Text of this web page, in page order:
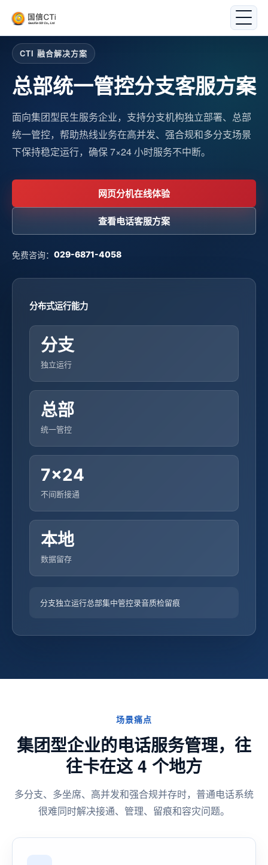
CTI 融合解决方案
总部统一管控分支客服方案
面向集团型民生服务企业，支持分支机构独立部署、总部
统一管控，帮助热线业务在高并发、强合规和多分支场景
下保持稳定运行，确保 7×24 小时服务不中断。
网页分机在线体验
查看电话客服方案
免费咨询： 029-6871-4058
分布式运行能力
分支
独立运行
总部
统一管控
7×24
不间断接通
本地
数据留存
分支独立运行总部集中管控录音质检留痕
场景痛点
集团型企业的电话服务管理，往
往卡在这 4 个地方
多分支、多坐席、高并发和强合规并存时，普通电话系统
很难同时解决接通、管理、留痕和容灾问题。